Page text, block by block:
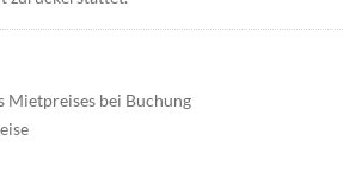
Mietpreises bei Buchung